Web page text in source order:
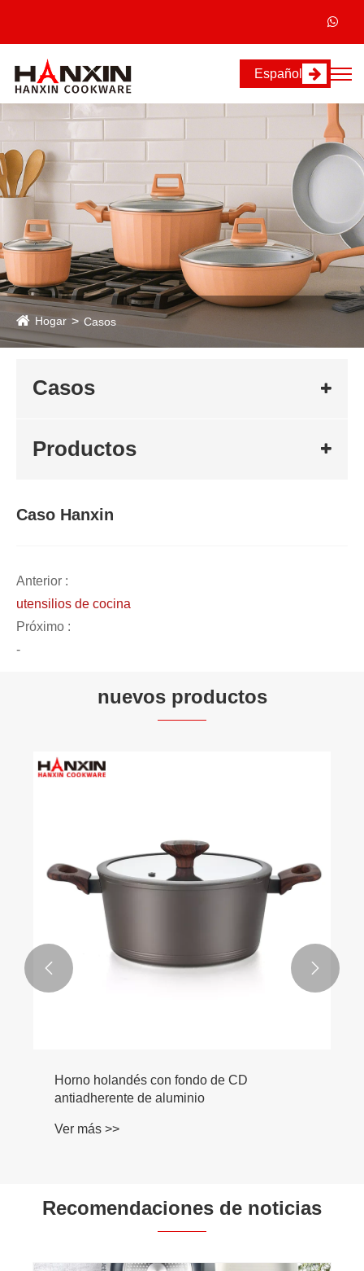
Español
Hogar Casos
Casos
Productos
Caso Hanxin
Anterior :
utensilios de cocina
Próximo :
-
nuevos productos
Horno holandés con fondo de CD
antiadherente de aluminio
Ver más >>
 
Recomendaciones de noticias